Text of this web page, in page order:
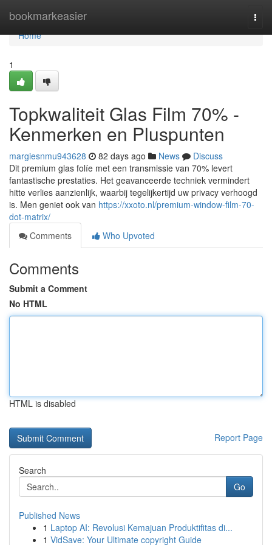
bookmarkeasier
Home
Home
1
Topkwaliteit Glas Film 70% -
Kenmerken en Pluspunten
margiesnmu943628 82 days ago News
Discuss
Dit premium glas folíe met een transmissie van 70% levert
fantastische prestaties. Het geavanceerde techniek vermindert
hitte verlies aanzienlijk, waarbij tegelijkertijd uw privacy verhoogd
is. Men geniet ook van https://xxoto.nl/premium-window-film-70-
dot-matrix/
Comments
Who Upvoted
Comments
Submit a Comment
No HTML
HTML is disabled
Report Page
Search
Go
Published News
1 Laptop AI: Revolusi Kemajuan Produktifitas di...
1 VidSave: Your Ultimate copyright Guide